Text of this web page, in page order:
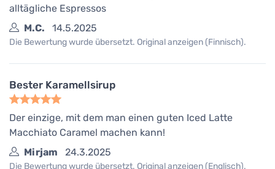
alltägliche Espressos
M.C.
14.5.2025
Die Bewertung wurde übersetzt. Original anzeigen (Finnisch).
Bester Karamellsirup
Der einzige, mit dem man einen guten Iced Latte
Macchiato Caramel machen kann!
Mirjam
24.3.2025
Die Bewertung wurde übersetzt. Original anzeigen (Englisch).